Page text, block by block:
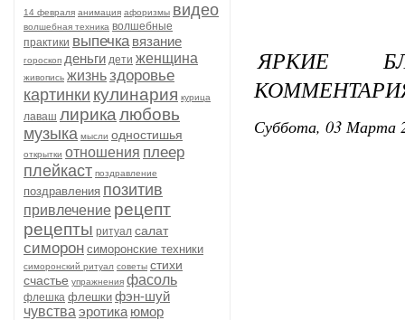
14 февраля анимация афоризмы видео
волшебная техника волшебные
практики выпечка вязание
гороскоп деньги дети женщина
живопись жизньздоровье
картинки кулинария курица
лаваш лирикалюбовь
музыка мысли одностишья
открытки отношения плеер
плейкаст поздравление
поздравления позитив
привлечение рецепт
рецепты ритуал салат
симорон симоронские техники
симоронский ритуал советы стихи
счастье упражнения фасоль
флешка флешки фэн-шуй
чувства эротика юмор
ЯРКИЕ
Суббота, 03 Марта